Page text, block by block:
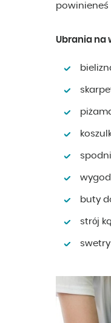
powinieneś
Ubrania na
buty
strój